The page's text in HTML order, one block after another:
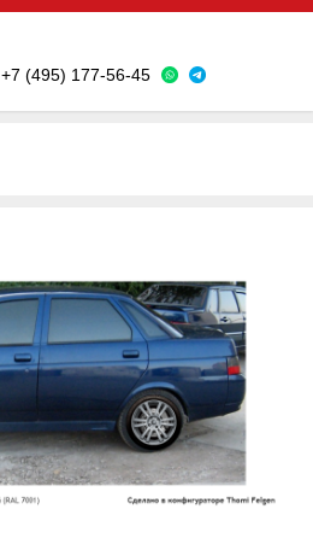
+7 (495) 177-56-45